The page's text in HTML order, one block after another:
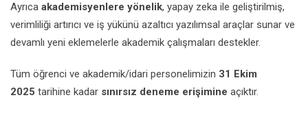
Ayrıca akademisyenlere yönelik, yapay zeka ile geliştirilmiş,
verimliliği artırıcı ve iş yükünü azaltıcı yazılımsal araçlar sunar ve
devamlı yeni eklemelerle akademik çalışmaları destekler.
Tüm öğrenci ve akademik/idari personelimizin 31 Ekim
2025 tarihine kadar sınırsız deneme erişimine açıktır.